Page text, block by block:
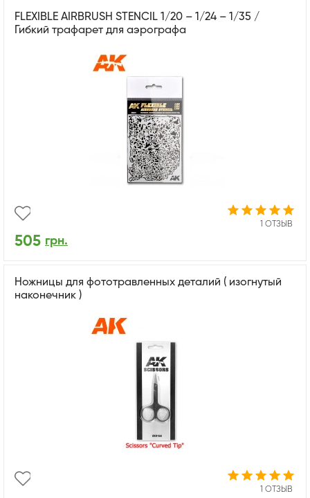
FLEXIBLE AIRBRUSH STENCIL 1/20 – 1/24 – 1/35 /
Гибкий трафарет для аэрографа
1 ОТЗЫВ
505 грн.
Ножницы для фототравленных деталий ( изогнутый
наконечник )
1 ОТЗЫВ